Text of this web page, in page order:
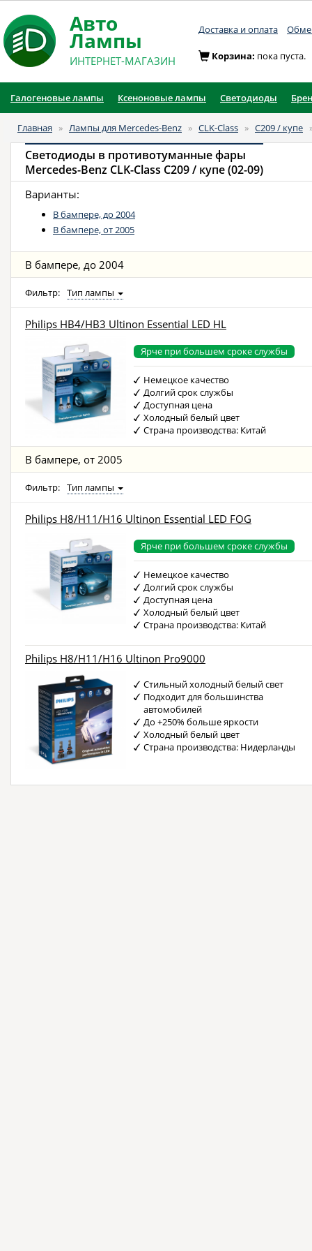
Авто
Лампы
ИНТЕРНЕТ-МАГАЗИН
Доставка и оплата
Корзина: пока пуста.
Галогеновые лампы Ксеноновые лампы Светодиоды
Главная » Лампы для Mercedes-Benz » CLK-Class » C209 / купе
Светодиоды в противотуманные фары
Mercedes-Benz CLK-Class C209 / купе (02-09)
Варианты:
В бампере, до 2004
В бампере, от 2005
В бампере, до 2004
Фильтр: Тип лампы
Philips HB4/HB3 Ultinon Essential LED HL
Ярче при большем сроке службы
Немецкое качество
Долгий срок службы
Доступная цена
Холодный белый цвет
Страна производства: Китай
В бампере, от 2005
Фильтр: Тип лампы
Philips H8/H11/H16 Ultinon Essential LED FOG
Ярче при большем сроке службы
Немецкое качество
Долгий срок службы
Доступная цена
Холодный белый цвет
Страна производства: Китай
Philips H8/H11/H16 Ultinon Pro9000
Стильный холодный белый свет
Подходит для большинства
автомобилей
До +250% больше яркости
Холодный белый цвет
Страна производства: Нидерланды